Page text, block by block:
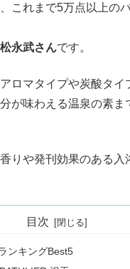
これまで5万点以上の
松永武さんです。
ロマタイプや炭酸タイ
が味わえる温泉の素ま
りや発刊効果のある入
目次
ンキングBest5